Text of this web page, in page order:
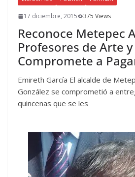
17 diciembre, 2015 375 Views
Reconoce Metepec
Profesores de Arte y
Compromete a
Emireth García El alcalde de
González se comprometió a
quincenas que se les